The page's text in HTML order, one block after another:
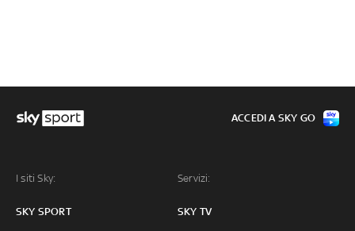
I siti Sky:
SKY SPORT
Servizi:
SKY TV
ACCEDI A SKY GO